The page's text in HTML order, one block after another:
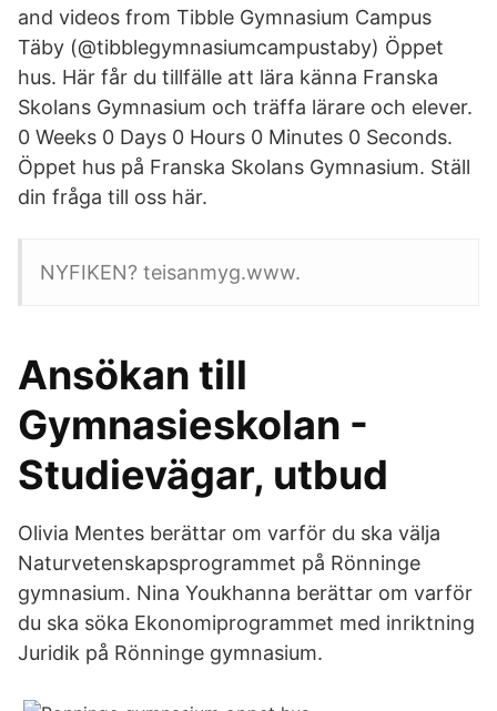
and videos from Tibble Gymnasium Campus
Täby (@tibblegymnasiumcampustaby) Öppet
hus. Här får du tillfälle att lära känna Franska
Skolans Gymnasium och träffa lärare och elever.
0 Weeks 0 Days 0 Hours 0 Minutes 0 Seconds.
Öppet hus på Franska Skolans Gymnasium. Ställ
din fråga till oss här.
NYFIKEN? teisanmyg.www.
Ansökan till
Gymnasieskolan -
Studievägar, utbud
Olivia Mentes berättar om varför du ska välja
Naturvetenskapsprogrammet på Rönninge
gymnasium. Nina Youkhanna berättar om varför
du ska söka Ekonomiprogrammet med inriktning
Juridik på Rönninge gymnasium.